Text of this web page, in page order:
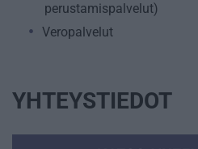
perustamispalvelut)
Veropalvelut
YHTEYSTIEDOT